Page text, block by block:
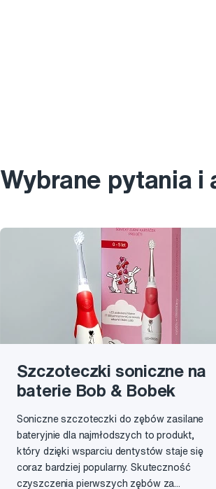
Wybrane pytania i
Szczoteczki soniczne na
baterie Bob & Bobek
Soniczne szczoteczki do zębów zasilane
bateryjnie dla najmłodszych to produkt,
który dzięki wsparciu dentystów staje się
coraz bardziej popularny. Skuteczność
czyszczenia pierwszych zębów za...